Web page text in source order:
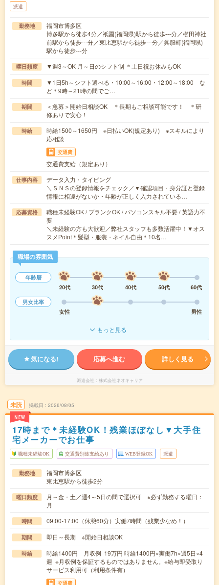
派遣
勤務地
福岡市博多区
博多駅から徒歩4分／祇園(福岡県)駅から徒歩---分／櫛田神社
前駅から徒歩---分／東比恵駅から徒歩---分／呉服町(福岡県)
駅から徒歩---分
曜日頻度 ▼週3～OK 月～日のシフト制 ＊土日祝お休みもOK
時間
▼1日5h～シフト選べる・10:00～16:00・12:00～18:00 な
ど＊9時～21時の間でご…
期間
＜急募＞開始日相談OK ＊長期もご相談可能です！ ＊研
修ありで安心！
時給
時給1500～1650円 ※日払いOK(規定あり) ※スキルにより
応相談
交通費
交通費支給（規定あり）
仕事内容
データ入力・タイピング
＼ＳＮＳの登録情報をチェック／▼確認項目・身分証と登録
情報に相違がないか・年齢が正しく入力されている…
応募資格
職種未経験OK / ブランクOK / パソコンスキル不要 / 英語力不
要
＼未経験の方も大歓迎／弊社スタッフも多数活躍中！▼オス
スメPoint＊髪型・服装・ネイル自由＊10名…
職場の雰囲気
年齢層
20代
30代 40代 50代
60代
男女比率
女性
男性
もっと見る
気になる! 応募へ進む 詳しく見る
派遣会社 株式会社ネオキャリア
未読
NEW
掲載日 2026/08/05
17時まで＊未経験OK！残業ほぼなし▼大手住
宅メーカーでお仕事
職種未経験OK 交通費別途支給あり WEB登録OK 派遣
勤務地
福岡市博多区
東比恵駅から徒歩2分
曜日頻度
月～金・土／週4～5日の間で選択可 ※必ず勤務する曜日：
月
時間 09:00-17:00（休憩60分）実働7時間（残業少なめ！）
期間 即日～長期 ※開始日相談OK
時給
時給1400円 月収例 19万円 時給1400円×実働7h×週5日×4
週 ※月収例を保証するものではありません。※給与即受取り
サービス利用可（利用条件有）
交通費